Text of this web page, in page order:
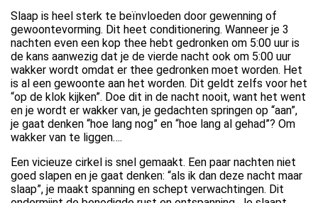
Slaap is heel sterk te beïnvloeden door gewenning of
gewoontevorming. Dit heet conditionering. Wanneer je 3
nachten even een kop thee hebt gedronken om 5:00 uur is
de kans aanwezig dat je de vierde nacht ook om 5:00 uur
wakker wordt omdat er thee gedronken moet worden. Het
is al een gewoonte aan het worden. Dit geldt zelfs voor het
“op de klok kijken”. Doe dit in de nacht nooit, want het went
en je wordt er wakker van, je gedachten springen op “aan”,
je gaat denken “hoe lang nog” en “hoe lang al gehad”? Om
wakker van te liggen….
Een vicieuze cirkel is snel gemaakt. Een paar nachten niet
goed slapen en je gaat denken: “als ik dan deze nacht maar
slaap”, je maakt spanning en schept verwachtingen. Dit